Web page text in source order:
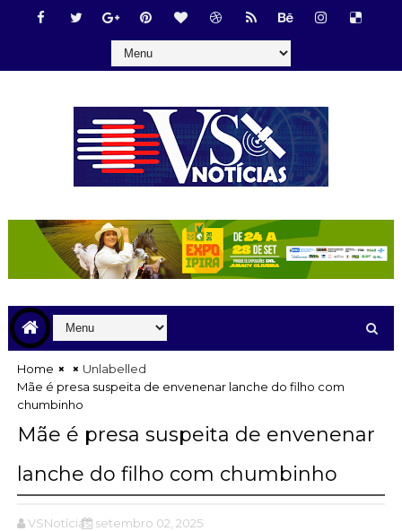
Home
Unlabelled
Mãe é presa suspeita de envenenar lanche do filho com
chumbinho
Mãe é presa suspeita de envenenar
lanche do filho com chumbinho
VSNotícias setembro 02, 2025